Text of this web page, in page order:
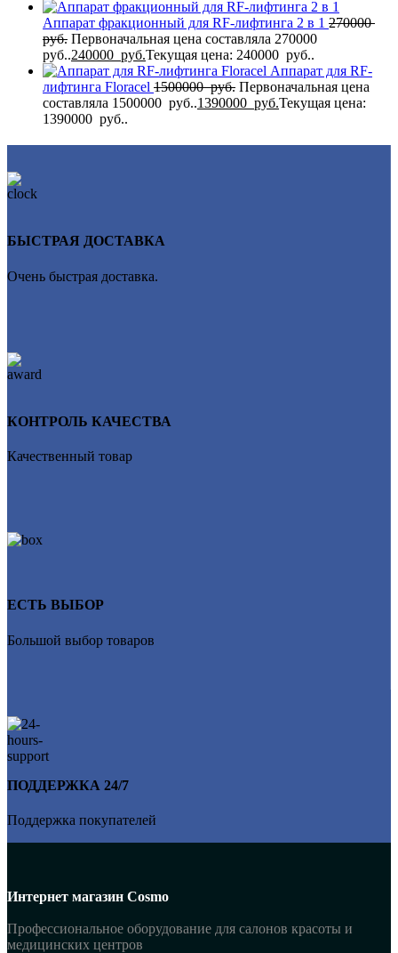
Аппарат фракционный для RF-лифтинга 2 в 1 270000
руб. Первоначальная цена составляла 270000
руб..240000 руб.Текущая цена: 240000 руб..
Аппарат для RF-
лифтинга Flоrасеl 1500000руб. Первоначальная цена
составляла 1500000 руб..1390000 руб.Текущая цена:
1390000 руб..
БЫСТРАЯ ДОСТАВКА
Очень быстрая доставка.
КОНТРОЛЬ КАЧЕСТВА
Качественный товар
ЕСТЬ ВЫБОР
Большой выбор товаров
ПОДДЕРЖКА 24/7
Поддержка покупателей
Интернет магазин Cosmo
Профессиональное оборудование для салонов красоты и
медицинских центров